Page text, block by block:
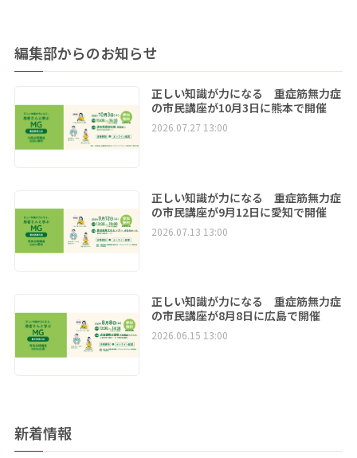
編集部からのお知らせ
正しい知識が力になる 重症筋無力症
の市民講座が10月3日に熊本で開催
2026.07.27 13:00
正しい知識が力になる 重症筋無力症
の市民講座が9月12日に愛知で開催
2026.07.13 13:00
正しい知識が力になる 重症筋無力症
の市民講座が8月8日に広島で開催
2026.06.15 13:00
新着情報